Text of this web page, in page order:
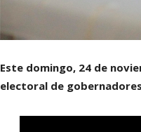
Este domingo, 24 de
electoral de